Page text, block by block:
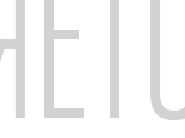
Вот и призывает
оживление, и